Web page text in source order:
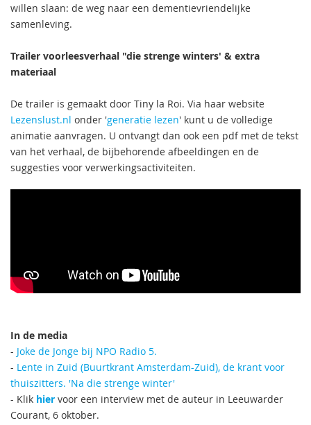
willen slaan: de weg naar een dementievriendelijke
samenleving.
Trailer voorleesverhaal "die strenge winters' & extra
materiaal
De trailer is gemaakt door Tiny la Roi. Via haar website
Lezenslust.nl onder 'generatie lezen' kunt u de volledige
animatie aanvragen. U ontvangt dan ook een pdf met de tekst
van het verhaal, de bijbehorende afbeeldingen en de
suggesties voor verwerkingsactiviteiten.
In de media
- Joke de Jonge bij NPO Radio 5.
- Lente in Zuid (Buurtkrant Amsterdam-Zuid), de krant voor
thuiszitters. 'Na die strenge winter'
- Klik hier voor een interview met de auteur in Leeuwarder
Courant, 6 oktober.